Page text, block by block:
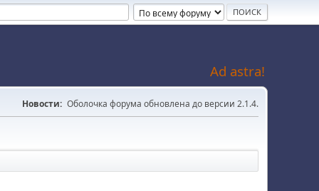
Ad astra!
Новости: Оболочка форума обновлена до версии 2.1.4.